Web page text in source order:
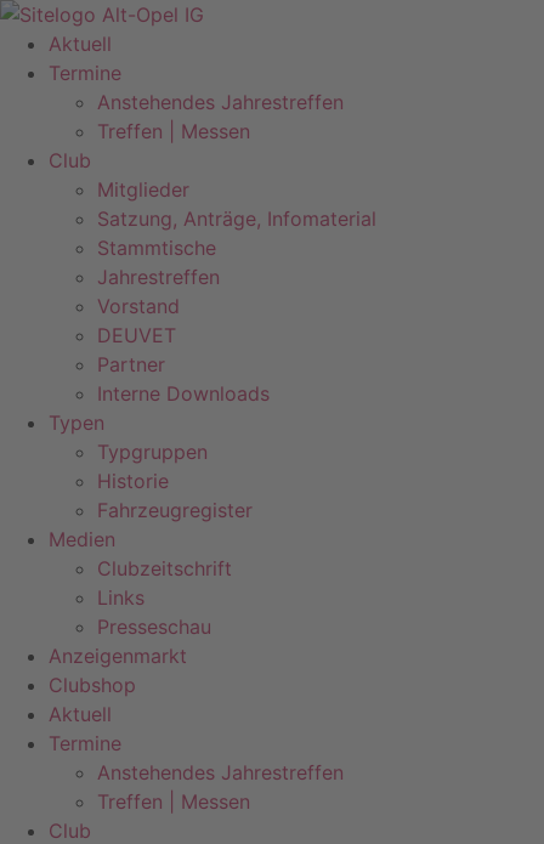
Zum
Inhalt
springen
Aktuell
Termine
Anstehendes Jahrestreffen
Treffen | Messen
Club
Mitglieder
Satzung, Anträge, Infomaterial
Stammtische
Jahrestreffen
Vorstand
DEUVET
Partner
Interne Downloads
Typen
Typgruppen
Historie
Fahrzeugregister
Medien
Clubzeitschrift
Links
Presseschau
Anzeigenmarkt
Clubshop
Aktuell
Termine
Anstehendes Jahrestreffen
Treffen | Messen
Club